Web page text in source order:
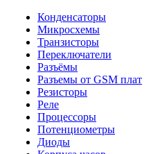
Конденсаторы
Микросхемы
Транзисторы
Переключатели
Разъёмы
Разъемы от GSM плат
Резисторы
Реле
Процессоры
Потенциометры
Диоды